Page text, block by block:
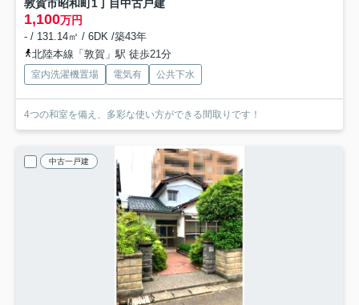
敦賀市昭和町1丁目中古戸建
1,100万円
- / 131.14㎡ / 6DK /築43年
北陸本線「敦賀」駅 徒歩21分
室内洗濯機置場 電気有 公共下水
4つの和室を備え、多彩な使い方ができる間取りです！
中古一戸建